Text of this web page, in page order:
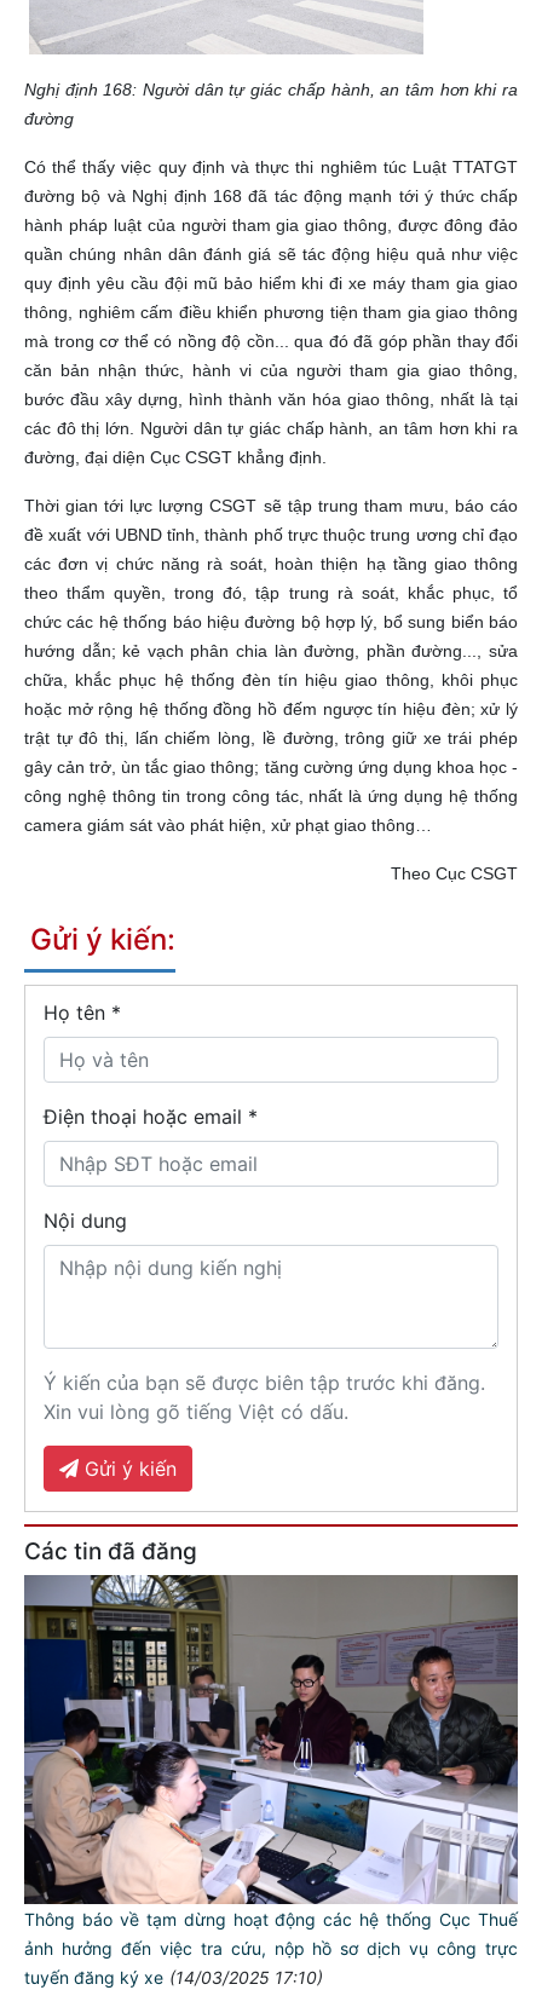
Nghị định 168: Người dân tự giác chấp hành, an tâm hơn khi ra
đường
Có thể thấy việc quy định và thực thi nghiêm túc Luật TTATGT
đường bộ và Nghị định 168 đã tác động mạnh tới ý thức chấp
hành pháp luật của người tham gia giao thông, được đông đảo
quần chúng nhân dân đánh giá sẽ tác động hiệu quả như việc
quy định yêu cầu đội mũ bảo hiểm khi đi xe máy tham gia giao
thông, nghiêm cấm điều khiển phương tiện tham gia giao thông
mà trong cơ thể có nồng độ cồn... qua đó đã góp phần thay đổi
căn bản nhận thức, hành vi của người tham gia giao thông,
bước đầu xây dựng, hình thành văn hóa giao thông, nhất là tại
các đô thị lớn. Người dân tự giác chấp hành, an tâm hơn khi ra
đường, đại diện Cục CSGT khẳng định.
Thời gian tới lực lượng CSGT sẽ tập trung tham mưu, báo cáo
đề xuất với UBND tỉnh, thành phố trực thuộc trung ương chỉ đạo
các đơn vị chức năng rà soát, hoàn thiện hạ tầng giao thông
theo thẩm quyền, trong đó, tập trung rà soát, khắc phục, tổ
chức các hệ thống báo hiệu đường bộ hợp lý, bổ sung biển báo
hướng dẫn; kẻ vạch phân chia làn đường, phần đường..., sửa
chữa, khắc phục hệ thống đèn tín hiệu giao thông, khôi phục
hoặc mở rộng hệ thống đồng hồ đếm ngược tín hiệu đèn; xử lý
trật tự đô thị, lấn chiếm lòng, lề đường, trông giữ xe trái phép
gây cản trở, ùn tắc giao thông; tăng cường ứng dụng khoa học -
công nghệ thông tin trong công tác, nhất là ứng dụng hệ thống
camera giám sát vào phát hiện, xử phạt giao thông…
Theo Cục CSGT
Gửi ý kiến:
Họ tên *
Điện thoại hoặc email *
Nội dung
Ý kiến của bạn sẽ được biên tập trước khi đăng.
Xin vui lòng gõ tiếng Việt có dấu.
Gửi ý kiến
Các tin đã đăng
Thông báo về tạm dừng hoạt động các hệ thống Cục Thuế
ảnh hưởng đến việc tra cứu, nộp hồ sơ dịch vụ công trực
tuyến đăng ký xe (14/03/2025 17:10)